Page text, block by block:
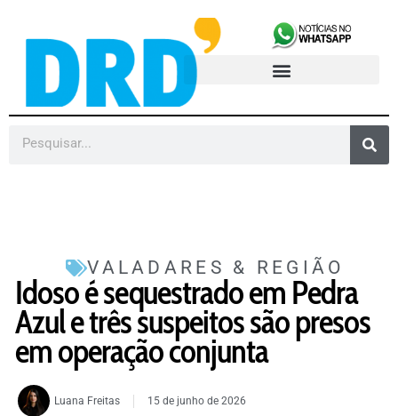
VALADARES & REGIÃO
Idoso é sequestrado em Pedra
Azul e três suspeitos são presos
em operação conjunta
Luana Freitas 15 de junho de 2026